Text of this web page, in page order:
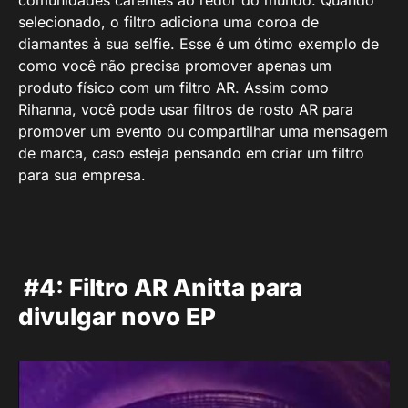
selecionado, o filtro adiciona uma coroa de
diamantes à sua selfie. Esse é um ótimo exemplo de
como você não precisa promover apenas um
produto físico com um filtro AR. Assim como
Rihanna, você pode usar filtros de rosto AR para
promover um evento ou compartilhar uma mensagem
de marca, caso esteja pensando em criar um filtro
para sua empresa.
#4: Filtro AR Anitta para
divulgar novo EP